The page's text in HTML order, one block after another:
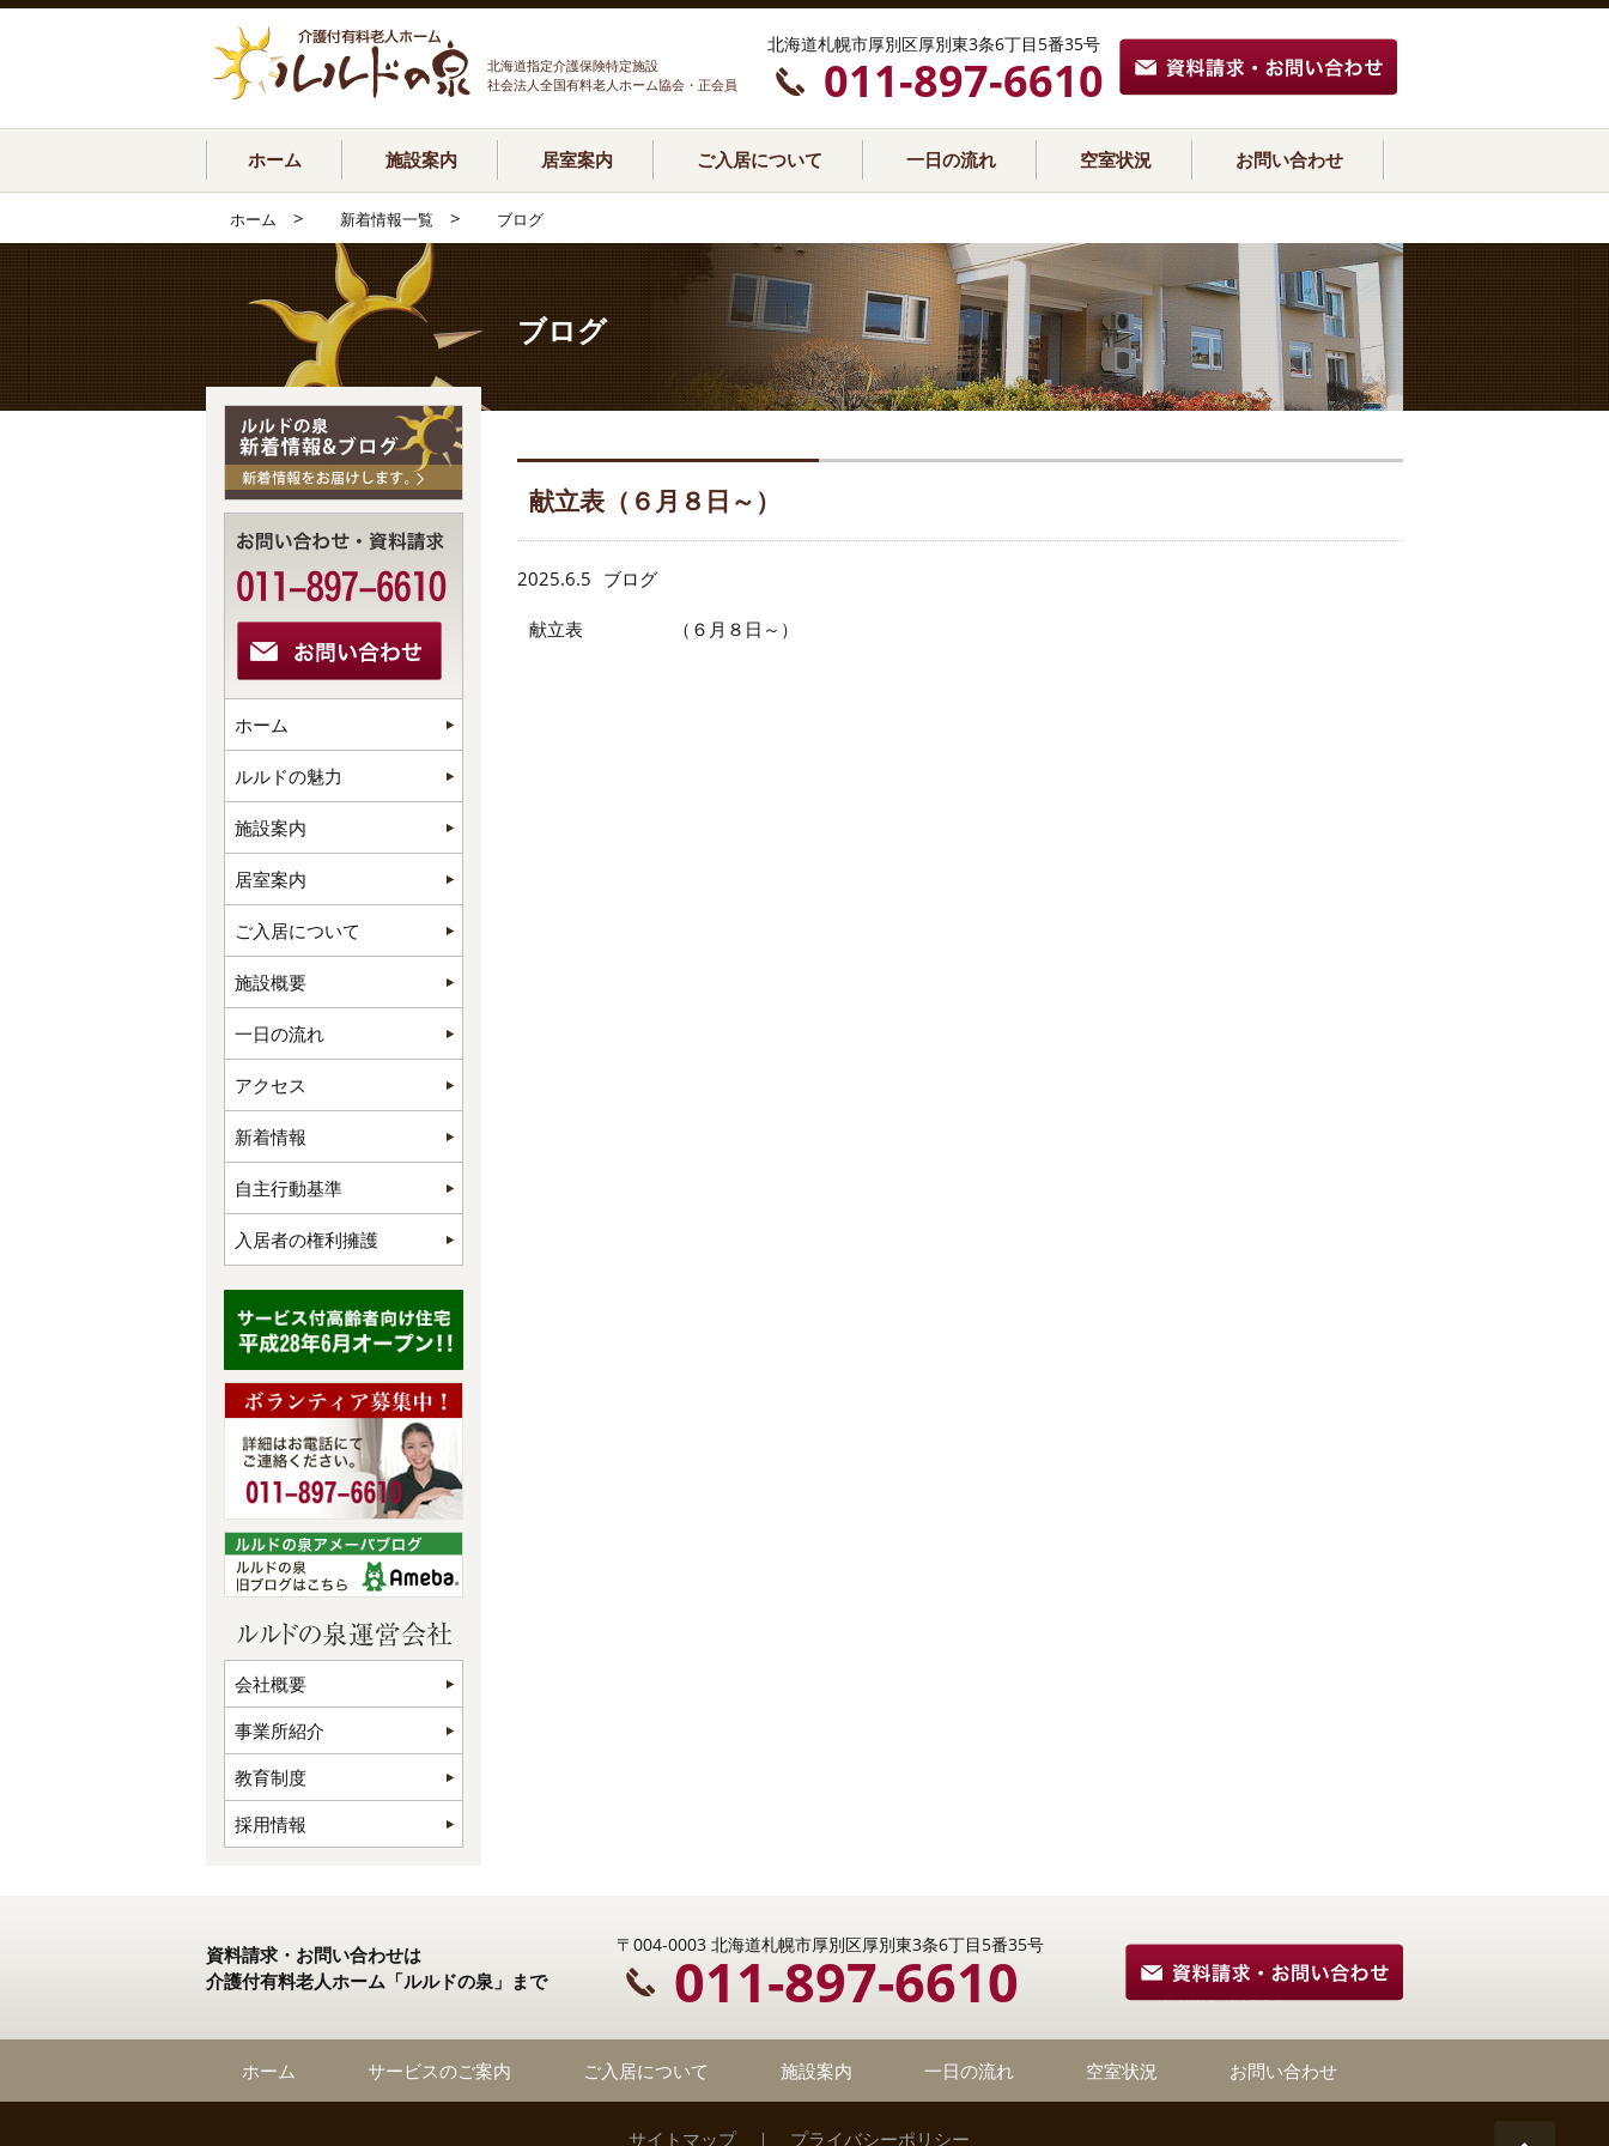
北海道指定介護保険特定施設
社会法人全国有料老人ホーム協会・正会員
北海道札幌市厚別区厚別東3条6丁目5番35号
011-897-6610
ホーム 施設案内 居室案内 ご入居について 一日の流れ 空室状況 お問い合わせ
ホーム > 新着情報一覧 > ブログ
ブログ
献立表（６月８日～）
2025.6.5 ブログ
献立表 （６月８日～）
ホーム
ルルドの魅力
施設案内
居室案内
ご入居について
施設概要
一日の流れ
アクセス
新着情報
自主行動基準
入居者の権利擁護
会社概要
事業所紹介
教育制度
採用情報
資料請求・お問い合わせは
介護付有料老人ホーム「ルルドの泉」まで
〒004-0003 北海道札幌市厚別区厚別東3条6丁目5番35号
011-897-6610
ホーム サービスのご案内 ご入居について 施設案内 一日の流れ 空室状況 お問い合わせ
サイトマップ｜ プライバシーポリシー